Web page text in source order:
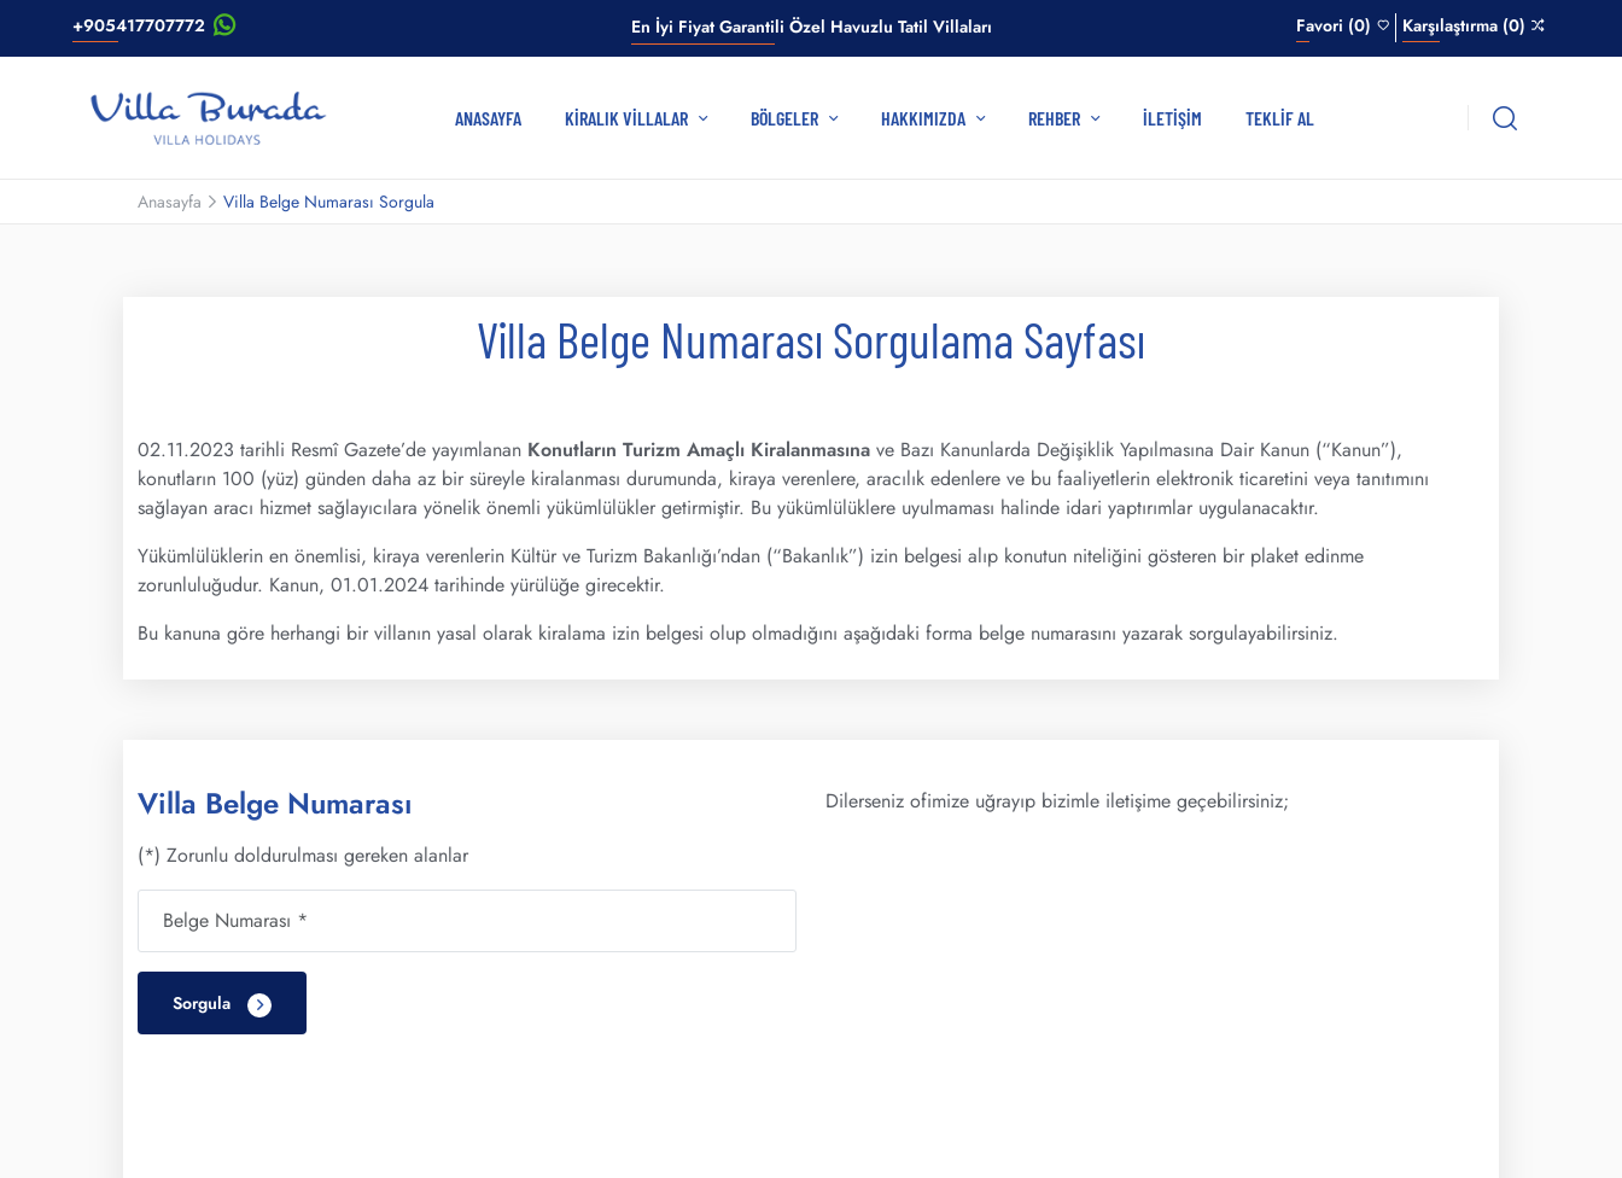
+905417707772 En İyi Fiyat Garantili Özel Havuzlu Tatil Villaları Favori (0) Karşılaştırma (0)
ANASAYFA KIRALIK VILLALAR BÖLGELER HAKKIMIZDA REHBER İLETIŞIM TEKLIF AL
Anasayfa Villa Belge Numarası Sorgula
Villa Belge Numarası Sorgulama Sayfası
02.11.2023 tarihli Resmî Gazete’de yayımlanan Konutların Turizm Amaçlı Kiralanmasına ve Bazı Kanunlarda Değişiklik Yapılmasına Dair Kanun (“Kanun”),
konutların 100 (yüz) günden daha az bir süreyle kiralanması durumunda, kiraya verenlere, aracılık edenlere ve bu faaliyetlerin elektronik ticaretini veya tanıtımını
sağlayan aracı hizmet sağlayıcılara yönelik önemli yükümlülükler getirmiştir. Bu yükümlülüklere uyulmaması halinde idari yaptırımlar uygulanacaktır.
Yükümlülüklerin en önemlisi, kiraya verenlerin Kültür ve Turizm Bakanlığı’ndan (“Bakanlık”) izin belgesi alıp konutun niteliğini gösteren bir plaket edinme
zorunluluğudur. Kanun, 01.01.2024 tarihinde yürülüğe girecektir.
Bu kanuna göre herhangi bir villanın yasal olarak kiralama izin belgesi olup olmadığını aşağıdaki forma belge numarasını yazarak sorgulayabilirsiniz.
Villa Belge Numarası
(*) Zorunlu doldurulması gereken alanlar
Sorgula
Dilerseniz ofimize uğrayıp bizimle iletişime geçebilirsiniz;